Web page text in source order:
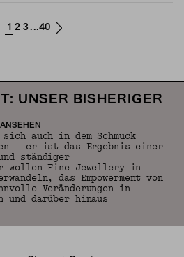
1 2 3 ...40
UNSER BISHERIGER
auch in dem Schmuck
– er ist das Ergebnis einer
ständiger
wollen Fine Jewellery in
das Empowerment von
Veränderungen in
und darüber hinaus